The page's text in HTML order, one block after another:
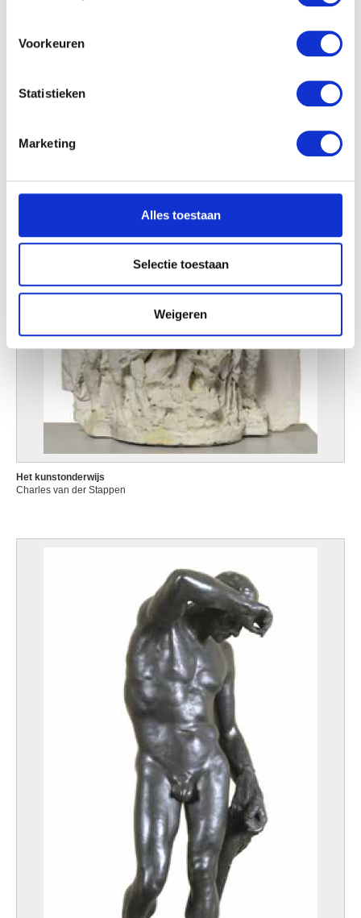
locatie, die tot een paar meter nauwkeurig kan zijn
scannen op specifieke eigenschappen (fingerprinting)
detailgedeeltein.
U kunt uw toestemming op elk moment wijzigen of
We gebruiken cookies om content en advertenties te
personaliseren, om functies voor social media te bieden
en om ons websiteverkeer te analyseren. Ook delen we
informatie over uw gebruik van onze site met onze
partners voor social media, adverteren en analyse. Deze
verzameld op basis van uw gebruik van hun services.
Voorkeuren
Statistieken
Marketing
Alles toestaan
Selectie toestaan
Weigeren
Het kunstonderwijs
Charles van der Stappen